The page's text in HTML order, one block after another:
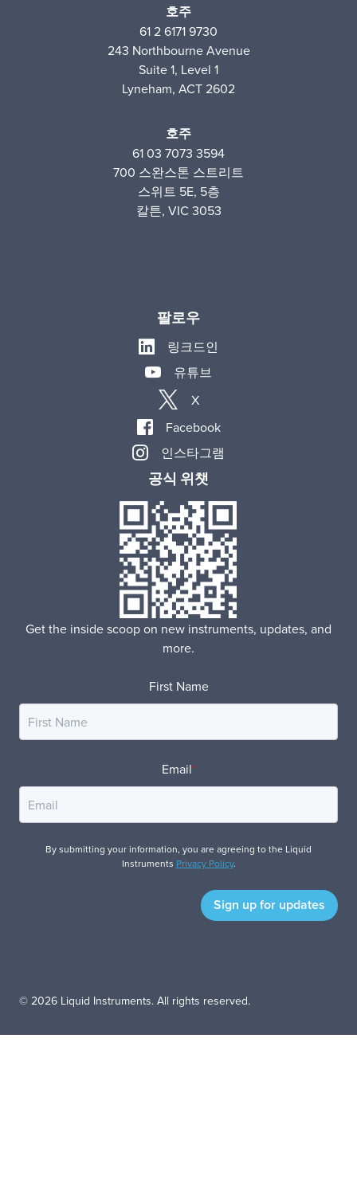
호주
61 2 6171 9730
243 Northbourne Avenue
Suite 1, Level 1
Lyneham, ACT 2602
호주
61 03 7073 3594
700 스완스톤 스트리트
스위트 5E, 5층
칼튼, VIC 3053
팔로우
링크드인
유튜브
X
Facebook
인스타그램
공식 위챗
Get the inside scoop on new instruments, updates, and
more.
First Name
Email*
By submitting your information, you are agreeing to the Liquid
Instruments Privacy Policy.
© 2026 Liquid Instruments. All rights reserved.